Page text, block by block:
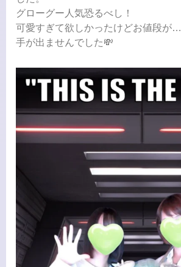
グローグー人気恐るべし！
可愛すぎて欲しかったけどお値段が…
手が出ませんでした💸